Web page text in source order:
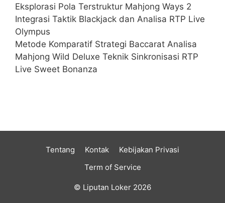
Eksplorasi Pola Terstruktur Mahjong Ways 2
Integrasi Taktik Blackjack dan Analisa RTP Live
Olympus
Metode Komparatif Strategi Baccarat Analisa
Mahjong Wild Deluxe Teknik Sinkronisasi RTP
Live Sweet Bonanza
Tentang Kontak
Kebijakan Privasi
Term of Service
© Liputan Loker 2026